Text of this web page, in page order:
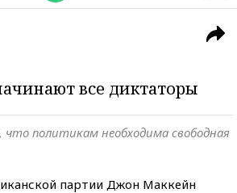
все диктаторы
что политикам необходима свободная
партии Джон Маккейн